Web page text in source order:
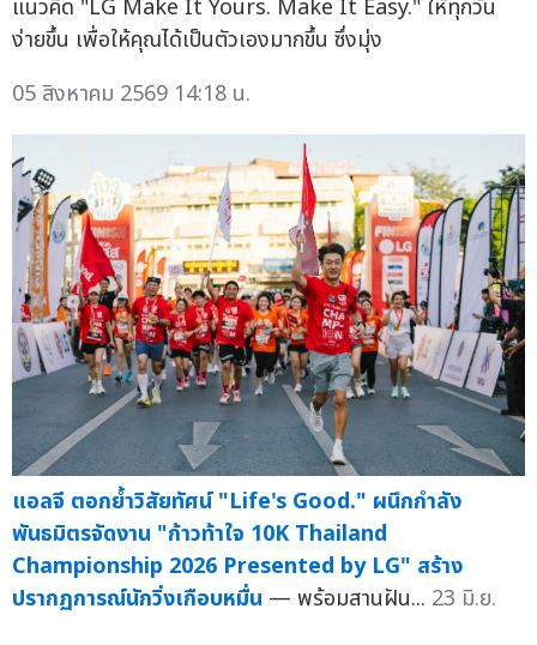
แนวคิด "LG Make It Yours. Make It Easy." ให้ทุกวัน
ง่ายขึ้น เพื่อให้คุณได้เป็นตัวเองมากขึ้น ซึ่งมุ่ง
05 สิงหาคม 2569 14:18 น.
แอลจี ตอกย้ำวิสัยทัศน์ "Life's Good." ผนึกกำลัง
พันธมิตรจัดงาน "ก้าวท้าใจ 10K Thailand
Championship 2026 Presented by LG" สร้าง
ปรากฏการณ์นักวิ่งเกือบหมื่น — พร้อมสานฝัน... 23 มิ.ย.